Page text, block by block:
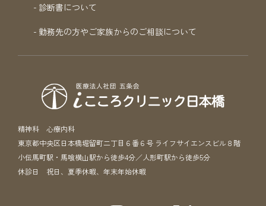
診断書について
勤務先の方やご家族からのご相談について
精神科 心療内科
東京都中央区日本橋堀留町二丁目６番６号 ライフサイエンスビル８階
小伝馬町駅・馬喰横山駅から徒歩4分／人形町駅から徒歩5分
休診日 祝日、夏季休暇、年末年始休暇